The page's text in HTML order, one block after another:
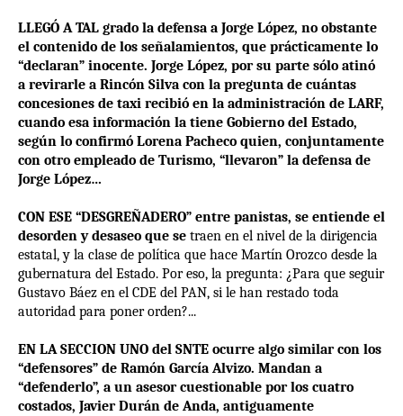
LLEGÓ A TAL grado la defensa a Jorge López, no obstante
el contenido de los señalamientos, que prácticamente lo
“declaran” inocente. Jorge López, por su parte sólo atinó
a revirarle a Rincón Silva con la pregunta de cuántas
concesiones de taxi recibió en la administración de LARF,
cuando esa información la tiene Gobierno del Estado,
según lo confirmó Lorena Pacheco quien, conjuntamente
con otro empleado de Turismo, “llevaron” la defensa de
Jorge López…
CON ESE “DESGREÑADERO” entre panistas, se entiende el
desorden y desaseo que se traen en el nivel de la dirigencia
estatal, y la clase de política que hace Martín Orozco desde la
gubernatura del Estado. Por eso, la pregunta: ¿Para que seguir
Gustavo Báez en el CDE del PAN, si le han restado toda
autoridad para poner orden?...
EN LA SECCION UNO del SNTE ocurre algo similar con los
“defensores” de Ramón García Alvizo. Mandan a
“defenderlo”, a un asesor cuestionable por los cuatro
costados, Javier Durán de Anda, antiguamente